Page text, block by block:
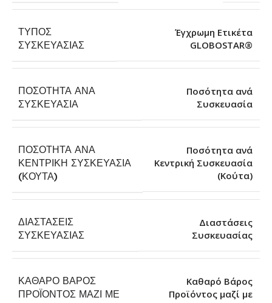
ΤΎΠΟΣ
ΣΥΣΚΕΥΑΣΊΑΣ
Έγχρωμη Ετικέτα
GLOBOSTAR®
ΠΟΣΌΤΗΤΑ ΑΝΆ
ΣΥΣΚΕΥΑΣΊΑ
Ποσότητα ανά
Συσκευασία
ΠΟΣΌΤΗΤΑ ΑΝΆ
ΚΕΝΤΡΙΚΉ ΣΥΣΚΕΥΑΣΊΑ
(ΚΟΎΤΑ)
Ποσότητα ανά
Κεντρική Συσκευασία
(Κούτα)
ΔΙΑΣΤΆΣΕΙΣ
ΣΥΣΚΕΥΑΣΊΑΣ
Διαστάσεις
Συσκευασίας
ΚΑΘΑΡΌ ΒΆΡΟΣ
ΠΡΟΪΌΝΤΟΣ ΜΑΖΊ ΜΕ
Καθαρό Βάρος
Προϊόντος μαζί με